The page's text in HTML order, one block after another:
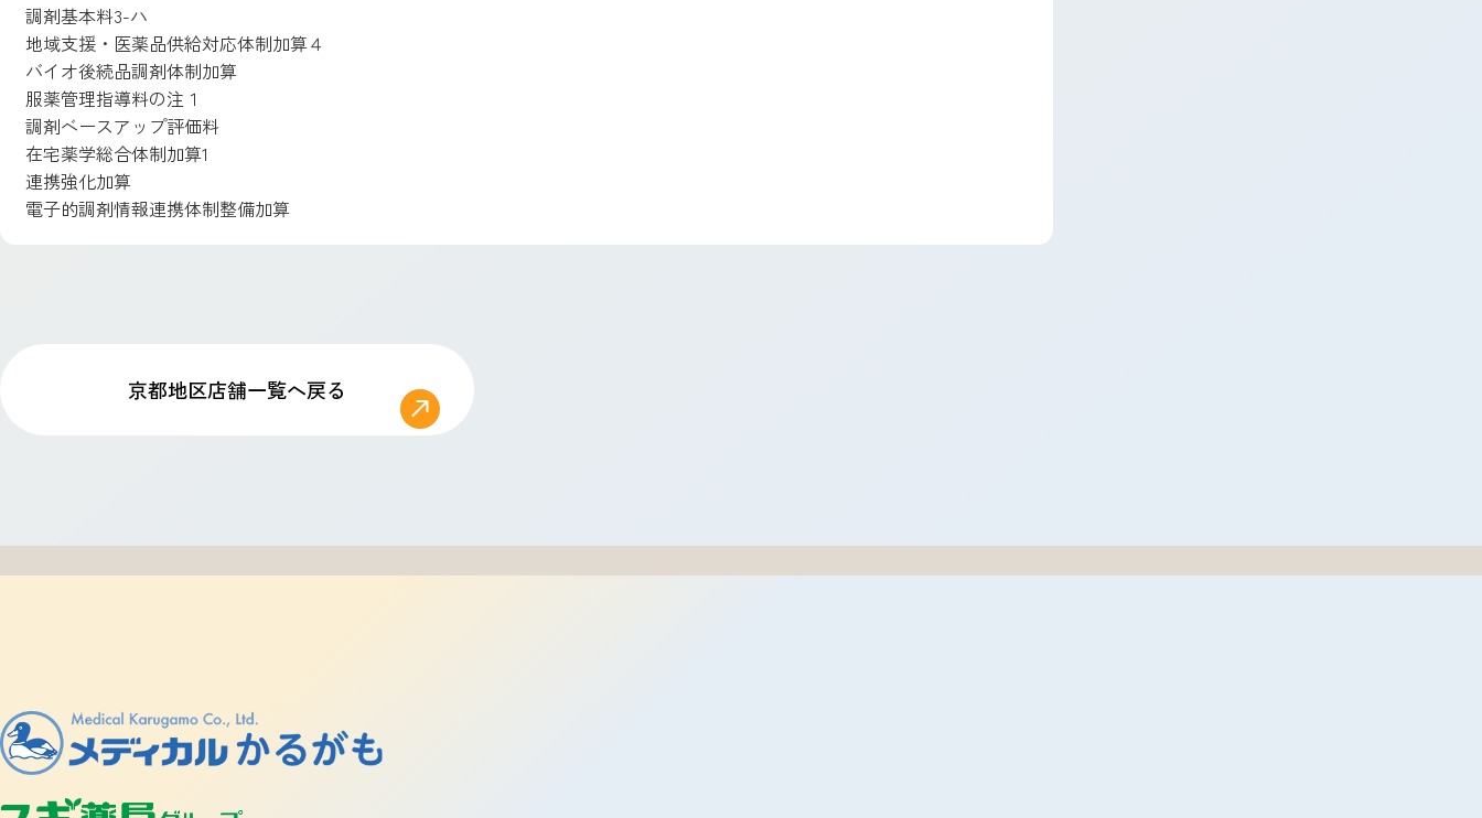
調剤基本料3-ハ
地域支援・医薬品供給対応体制加算４
バイオ後続品調剤体制加算
服薬管理指導料の注１
調剤ベースアップ評価料
在宅薬学総合体制加算1
連携強化加算
電子的調剤情報連携体制整備加算
京都地区店舗一覧へ戻る